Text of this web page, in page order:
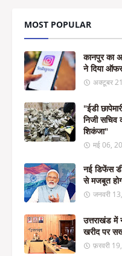
MOST POPULAR
कानपुर का
ने दिया
अक्टूबर
"ईडी
निजी सचिव
शिकंजा"
मई 06,
नई डिफेंस
से मजबूत
जनवरी
उत्तराखंड में
खरीद पर
फ़रवरी